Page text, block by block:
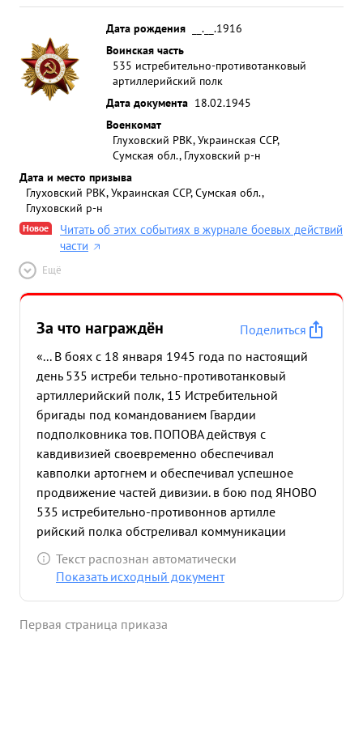
Дата рождения
__.__.1916
Воинская часть
535 истребительно-противотанковый
артиллерийский полк
Дата документа 18.02.1945
Военкомат
Глуховский РВК, Украинская ССР,
Сумская обл., Глуховский р-н
Дата и место призыва
Глуховский РВК, Украинская ССР, Сумская обл.,
Глуховский р-н
Новое
Читать об этих событиях в журнале боевых действий
части
Ещё
За что награждён
Поделиться
«... В боях с 18 января 1945 года по настоящий
день 535 истреби тельно-противотанковый
артиллерийский полк, 15 Истребительной
бригады под командованием Гвардии
подполковника тов. ПОПОВА действуя с
кавдивизией своевременно обеспечивал
кавполки артогнем и обеспечивал успешное
продвижение частей дивизии. в бою под ЯНОВО
535 истребительно-противоннов артилле
рийский полка обстреливал коммуникации
противника в Восточной Прус сии и нес службу
ПТО. Обеспечил артогнем кавполки при
за овладение городом. Огнем своей артиллерии
Текст распознан автоматически
Показать исходный документ
Первая страница приказа